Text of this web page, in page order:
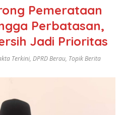
Pemerataan
Perbatasan,
Jadi Prioritas
Terkini, DPRD Berau, Topik Berita